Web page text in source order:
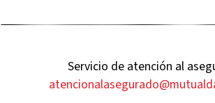
Servicio de atención al